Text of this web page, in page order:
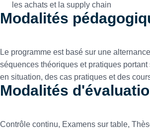
les achats et la supply chain
Modalités
Le programme est basé sur une
séquences théoriques et pratiques portant
en situation, des cas pratiques et des
Modalités
Contrôle continu, Examens sur table,